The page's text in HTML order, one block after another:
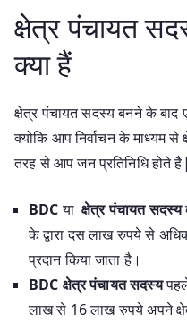
क्षेत्र पंचायत
क्या हैं
क्षेत्र पंचायत सदस्य बनने के बाद
क्योकि आप निर्वाचन के माध्यम
तरह से आप जन प्रतिनिधि होते है|
BDCया क्षेत्र पंचायत सदस्य
के द्वारा दस लाख रुपये से
प्रदान किया जाता है।
BDC क्षेत्र पंचायत सदस्य
लाख से 16 लाख रुपये अपने